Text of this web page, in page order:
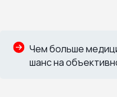
Чем больше
шанс на